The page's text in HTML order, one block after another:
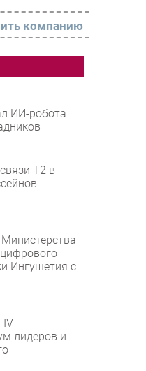
компанию
ИИ-робота
T2 в
Ингушетия с
IV
лидеров и